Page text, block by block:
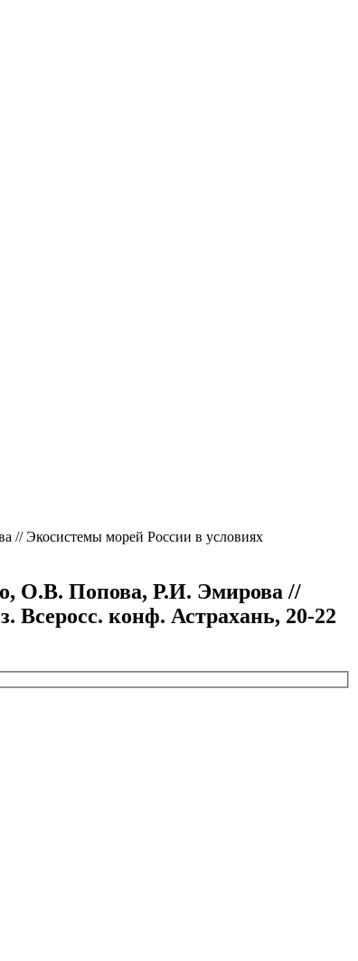
Экосистемы морей России в условиях
О.В. Попова, Р.И. Эмирова //
Всеросс. конф. Астрахань, 20-22